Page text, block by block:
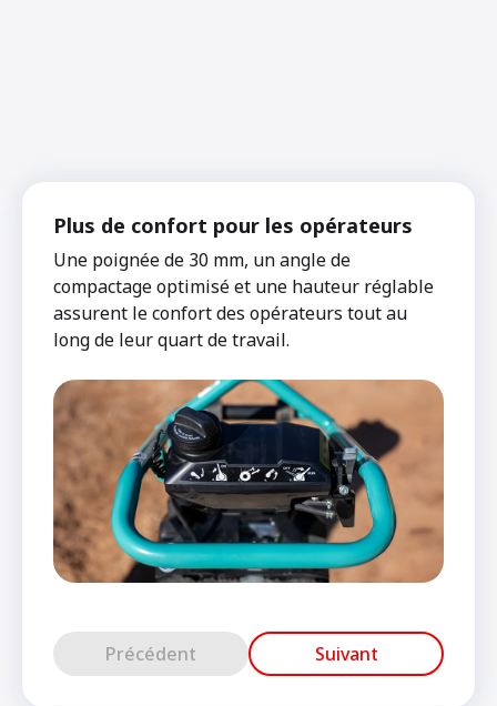
Plus de confort pour les opérateurs
Une poignée de 30 mm, un angle de
compactage optimisé et une hauteur réglable
assurent le confort des opérateurs tout au
long de leur quart de travail.
Précédent Suivant